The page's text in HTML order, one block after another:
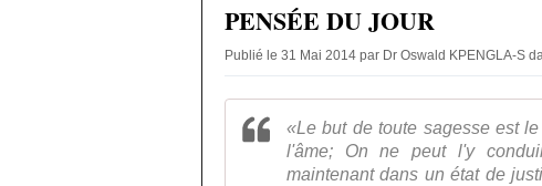
PENSÉE DU JOUR
Publié le 31 Mai 2014 par Dr Oswald KPENGLA-S
«Le but de toute sagesse est
l'âme; On ne peut l'y
maintenant dans un état de